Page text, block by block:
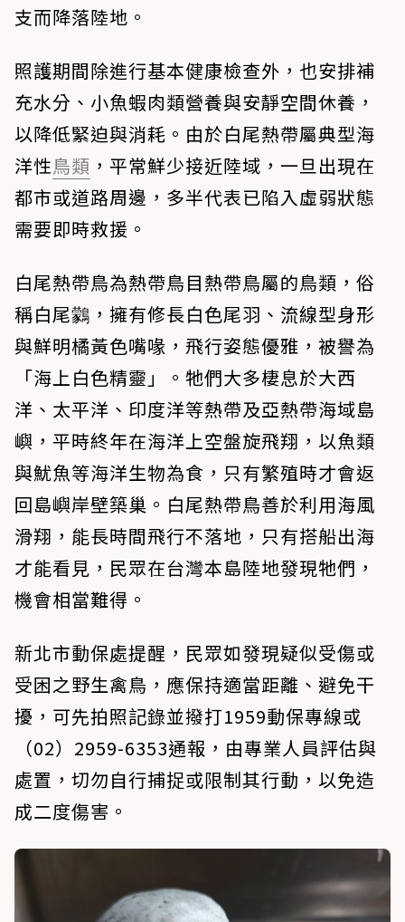
支而降落陸地。
照護期間除進行基本健康檢查外，也安排補
充水分、小魚蝦肉類營養與安靜空間休養，
以降低緊迫與消耗。由於白尾熱帶屬典型海
洋性鳥類 ，平常鮮少接近陸域，一旦出現在
都市或道路周邊，多半代表已陷入虛弱狀態
需要即時救援。
白尾熱帶鳥為熱帶鳥目熱帶鳥屬的鳥類，俗
稱白尾鸏，擁有修長白色尾羽、流線型身形
與鮮明橘黃色嘴喙，飛行姿態優雅，被譽為
「海上白色精靈」。牠們大多棲息於大西
洋、太平洋、印度洋等熱帶及亞熱帶海域島
嶼，平時終年在海洋上空盤旋飛翔，以魚類
與魷魚等海洋生物為食，只有繁殖時才會返
回島嶼岸壁築巢。白尾熱帶鳥善於利用海風
滑翔，能長時間飛行不落地，只有搭船出海
才能看見，民眾在台灣本島陸地發現牠們，
機會相當難得。
新北市動保處提醒，民眾如發現疑似受傷或
受困之野生禽鳥，應保持適當距離、避免干
擾，可先拍照記錄並撥打1959動保專線或
（02）2959-6353通報，由專業人員評估與
處置，切勿自行捕捉或限制其行動，以免造
成二度傷害。